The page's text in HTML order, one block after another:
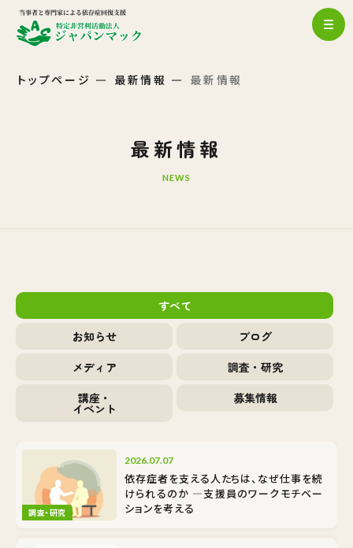
トップページ 最新情報 最新情報
最新情報
NEWS
すべて
お知らせ
ブログ
メディア
調査・研究
講座・
イベント
募集情報
調査・研究
2026.07.07
依存症者を支える人たちは、なぜ仕事を続
けられるのか ―支援員のワークモチベー
ションを考える